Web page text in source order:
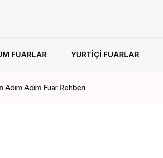
FUARLAR YURTIÇI FUARLAR
Adım Adım Fuar Rehberi